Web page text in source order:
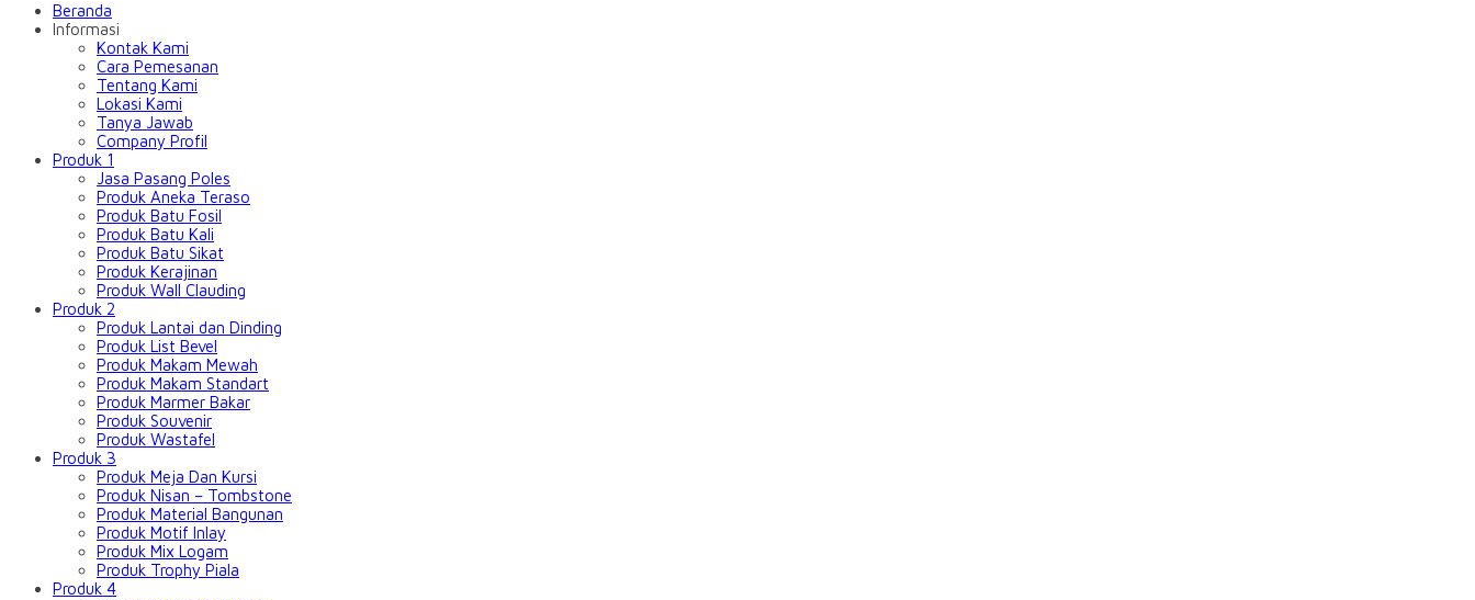
Beranda
Informasi
Kontak Kami
Cara Pemesanan
Tentang Kami
Lokasi Kami
Tanya Jawab
Company Profil
Produk 1
Jasa Pasang Poles
Produk Aneka Teraso
Produk Batu Fosil
Produk Batu Kali
Produk Batu Sikat
Produk Kerajinan
Produk Wall Clauding
Produk 2
Produk Lantai dan Dinding
Produk List Bevel
Produk Makam Mewah
Produk Makam Standart
Produk Marmer Bakar
Produk Souvenir
Produk Wastafel
Produk 3
Produk Meja Dan Kursi
Produk Nisan – Tombstone
Produk Material Bangunan
Produk Motif Inlay
Produk Mix Logam
Produk Trophy Piala
Produk 4